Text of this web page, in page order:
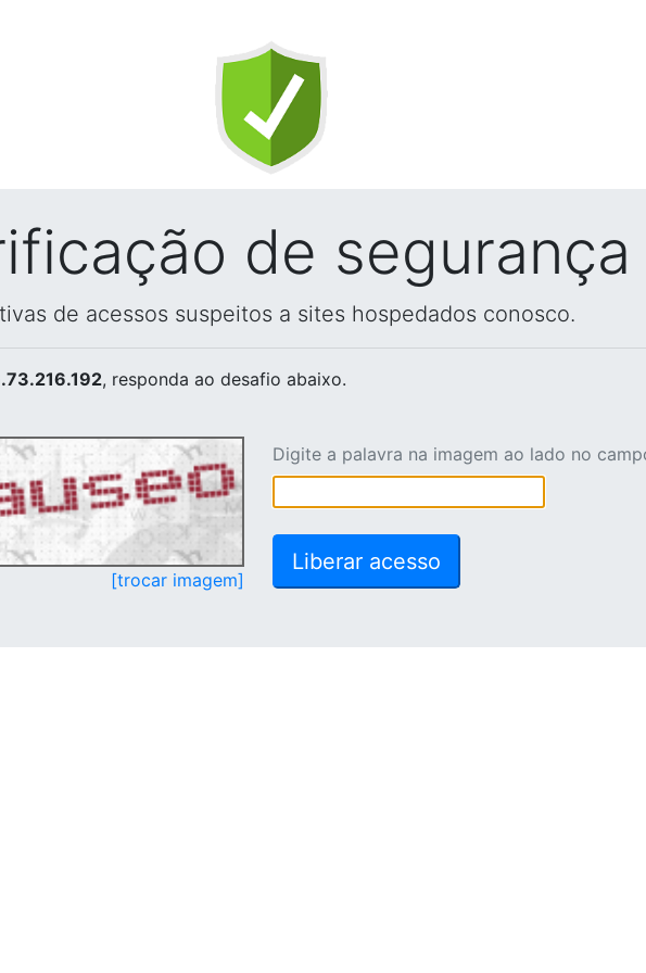
de segurança
de acessos suspeitos a sites hospedados conosco.
, responda ao desafio abaixo.
[trocar imagem]
Digite a palavra na imagem ao lado no